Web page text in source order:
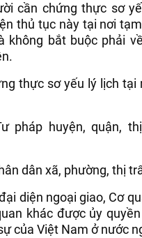
cần chứng thực sơ
thủ tục này tại nơi
không bắt buộc phải
thực sơ yếu lý lịch tại
pháp huyện, quận,
dân xã, phường, thị
diện ngoại giao, Cơ
khác được ủy
của Việt Nam ở nước